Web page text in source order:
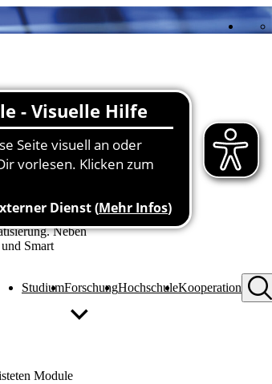
StudiumForschungHochschuleKooperation
Alle schließen
der
Systeme und
Neben
Smart
Module